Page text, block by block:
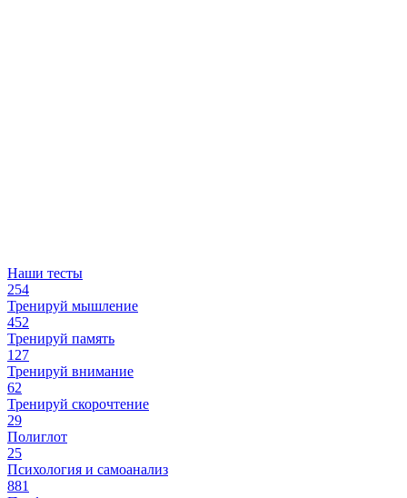
Наши тесты
254
Тренируй мышление
452
Тренируй память
127
Тренируй внимание
62
Тренируй скорочтение
29
Полиглот
25
Психология и самоанализ
881